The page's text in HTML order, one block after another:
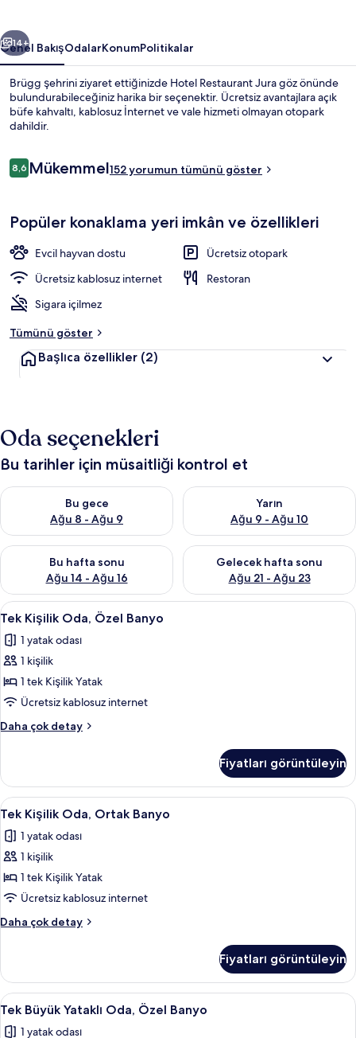
Açık havada yemek servisi
Sonraki
14+
Genel BakışOdalarKonumPolitikalar
Brügg şehrini ziyaret ettiğinizde Hotel Restaurant Jura göz önünde
bulundurabileceğiniz harika bir seçenektir. Ücretsiz avantajlara açık
büfe kahvaltı, kablosuz İnternet ve vale hizmeti olmayan otopark
dahildir.
Yorumlar
8,68,6/10
Mükemmel152 yorumun tümünü göster
Popüler konaklama yeri imkân ve özellikleri
Evcil hayvan dostu
Ücretsiz otopark
Ücretsiz kablosuz internet
Restoran
Sigara içilmez
Tümünü göster
Başlıca özellikler (2)
Oda seçenekleri
Bu tarihler için müsaitliği kontrol et
Bu gece
Ağu 8 - Ağu 9
Bu gece için müsaitliği kontrol et Ağu 8 - Ağu 9
Yarın
Ağu 9 - Ağu 10
Yarın için müsaitliği kontrol
Bu hafta sonu
Ağu 14 - Ağu 16
Bu hafta sonu için müsaitliği kontrol et Ağu 14 - Ağu 16
Gelecek hafta sonu
Ağu 21 - Ağu 23
Önümüzdeki hafta sonu için
Tek
Kişilik
Oda,
Özel
Banyo
için
tüm
fotoğrafları
Ücretsiz kablosuz İnternet, çarşaf
1
Tek Kişilik Oda, Özel Banyo
1 yatak odası
1 kişilik
1 tek Kişilik Yatak
Ücretsiz kablosuz internet
Daha çok detay
Tek
Banyo
hakkında
daha
detay
Fiyatları görüntüleyin
Tek
Kişilik
Oda,
Ortak
Banyo
için
tüm
fotoğrafları
Ücretsiz kablosuz İnternet, çarşaf
2
Tek Kişilik Oda, Ortak Banyo
1 yatak odası
1 kişilik
1 tek Kişilik Yatak
Ücretsiz kablosuz internet
Daha çok detay
Tek
Banyo
hakkında
daha
Fiyatları görüntüleyin
Tek
Büyük
Ücretsiz kablosuz İnternet, çarşaf
1
Tek Büyük Yataklı Oda, Özel Banyo
1 yatak odası